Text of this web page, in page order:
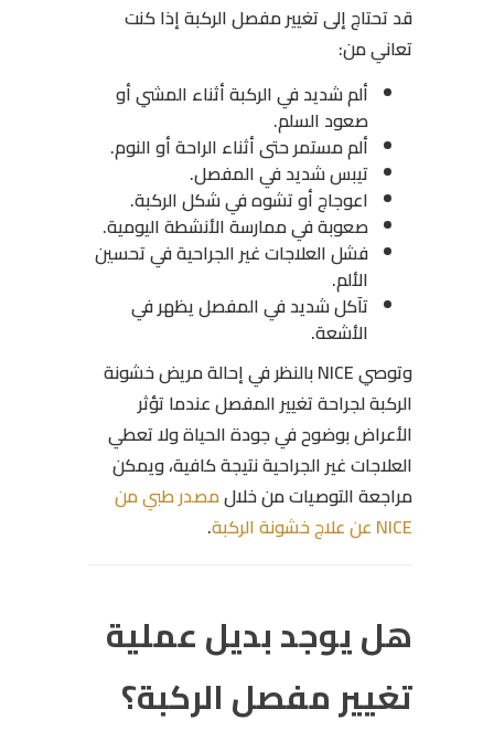
قد تحتاج إلى تغيير مفصل الركبة إذا كنت
تعاني من:
ألم شديد في الركبة أثناء المشي أو
صعود السلم.
ألم مستمر حتى أثناء الراحة أو النوم.
تيبس شديد في المفصل.
اعوجاج أو تشوه في شكل الركبة.
صعوبة في ممارسة الأنشطة اليومية.
فشل العلاجات غير الجراحية في تحسين
الألم.
تآكل شديد في المفصل يظهر في
الأشعة.
وتوصي NICE بالنظر في إحالة مريض خشونة
الركبة لجراحة تغيير المفصل عندما تؤثر
الأعراض بوضوح في جودة الحياة ولا تعطي
العلاجات غير الجراحية نتيجة كافية، ويمكن
مراجعة التوصيات من خلالمصدر طبي من
NICE عن علاج خشونة الركبة
.
هل يوجد بديل عملية
تغيير مفصل الركبة؟